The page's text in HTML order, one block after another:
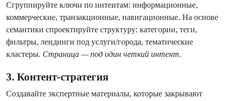
Сгруппируйте ключи по интентам: информационные,
коммерческие, транзакционные, навигационные. На основе
семантики спроектируйте структуру: категории, теги,
фильтры, лендинги под услуги/города, тематические
кластеры. Страница — под один четкий интент.
3. Контент-стратегия
Создавайте экспертные материалы, которые закрывают